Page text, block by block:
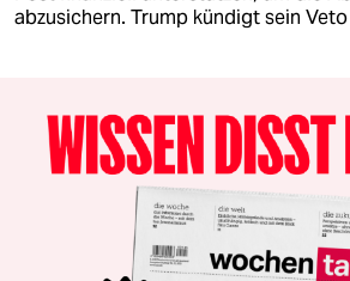
abzusichern. Trump kündigt sein Veto